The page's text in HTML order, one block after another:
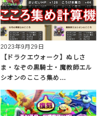
2023年9月29日
【ドラクエウォーク】ぬしさ
ま・なぞの黒騎士・魔教師エル
シオンのこころ集め…